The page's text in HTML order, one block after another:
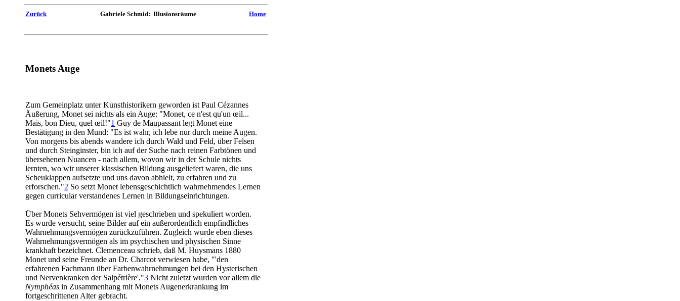
Zurück Gabriele Schmid: Illusionsräume Home
Monets Auge
Zum Gemeinplatz unter Kunsthistorikern geworden ist Paul Cézannes
Äußerung, Monet sei nichts als ein Auge: "Monet, ce n'est qu'un œil...
Mais, bon Dieu, quel œil!"1 Guy de Maupassant legt Monet eine
Bestätigung in den Mund: "Es ist wahr, ich lebe nur durch meine Augen.
Von morgens bis abends wandere ich durch Wald und Feld, über Felsen
und durch Steinginster, bin ich auf der Suche nach reinen Farbtönen und
übersehenen Nuancen - nach allem, wovon wir in der Schule nichts
lernten, wo wir unserer klassischen Bildung ausgeliefert waren, die uns
Scheuklappen aufsetzte und uns davon abhielt, zu erfahren und zu
erforschen."2 So setzt Monet lebensgeschichtlich wahrnehmendes Lernen
gegen curricular verstandenes Lernen in Bildungseinrichtungen.
Über Monets Sehvermögen ist viel geschrieben und spekuliert worden.
Es wurde versucht, seine Bilder auf ein außerordentlich empfindliches
Wahrnehmungsvermögen zurückzuführen. Zugleich wurde eben dieses
Wahrnehmungsvermögen als im psychischen und physischen Sinne
krankhaft bezeichnet. Clemenceau schrieb, daß M. Huysmans 1880
Monet und seine Freunde an Dr. Charcot verwiesen habe, "'den
erfahrenen Fachmann über Farbenwahrnehmungen bei den Hysterischen
und Nervenkranken der Salpétrière'."3 Nicht zuletzt wurden vor allem die
Nymphéas in Zusammenhang mit Monets Augenerkrankung im
fortgeschrittenen Alter gebracht.